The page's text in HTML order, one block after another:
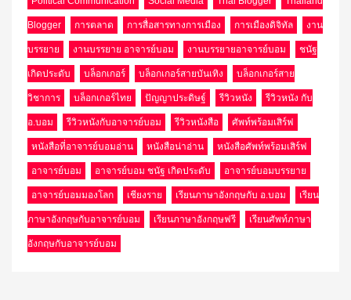
Blogger การตลาด การสื่อสารทางการเมือง การเมืองดิจิทัล งาน
บรรยาย งานบรรยาย อาจารย์บอม งานบรรยายอาจารย์บอม ชนัฐ
เกิดประดับ บล็อกเกอร์ บล็อกเกอร์สายบันเทิง บล็อกเกอร์สาย
วิชาการ บล็อกเกอร์ไทย ปัญญาประดิษฐ์ รีวิวหนัง รีวิวหนัง กับ
อ.บอม รีวิวหนังกับอาจารย์บอม รีวิวหนังสือ ศัพท์พร้อมเสิร์ฟ
หนังสือที่อาจารย์บอมอ่าน หนังสือน่าอ่าน หนังสือศัพท์พร้อมเสิร์ฟ
อาจารย์บอม อาจารย์บอม ชนัฐ เกิดประดับ อาจารย์บอมบรรยาย
อาจารย์บอมมองโลก เชียงราย เรียนภาษาอังกฤษกับ อ.บอม เรียน
ภาษาอังกฤษกับอาจารย์บอม เรียนภาษาอังกฤษฟรี เรียนศัพท์ภาษา
อังกฤษกับอาจารย์บอม